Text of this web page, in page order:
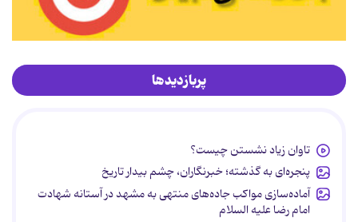
پربازدیدها
تاوان زیاد نشستن چیست؟
پنجره‌ای به گذشته؛ خبرنگاران، چشم بیدار تاریخ
آماده‌سازی مواکب جاده‌های منتهی به مشهد در آستانه شهادت
امام رضا علیه السلام